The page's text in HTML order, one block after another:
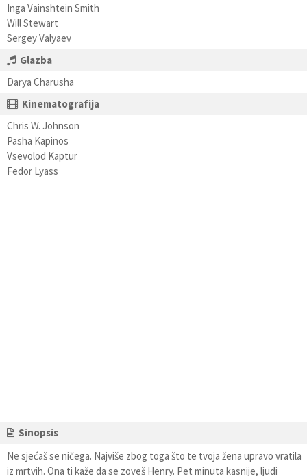
Inga Vainshtein Smith
Will Stewart
Sergey Valyaev
Glazba
Darya Charusha
Kinematografija
Chris W. Johnson
Pasha Kapinos
Vsevolod Kaptur
Fedor Lyass
Sinopsis
Ne sjećaš se ničega. Najviše zbog toga što te tvoja žena upravo vratila
iz mrtvih. Ona ti kaže da se zoveš Henry. Pet minuta kasnije, ljudi